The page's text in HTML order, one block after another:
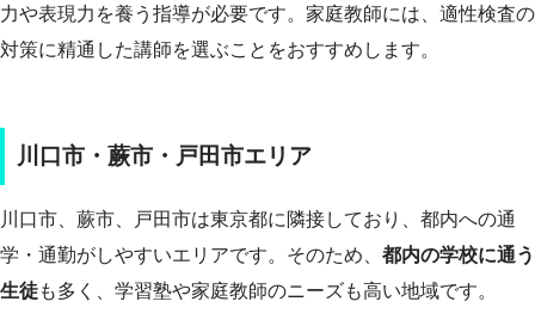
力や表現力を養う指導が必要です。家庭教師には、適性検査の
対策に精通した講師を選ぶことをおすすめします。
川口市・蕨市・戸田市エリア
川口市、蕨市、戸田市は東京都に隣接しており、都内への通
学・通勤がしやすいエリアです。そのため、 都内の学校に通う
生徒も多く、学習塾や家庭教師のニーズも高い地域です。